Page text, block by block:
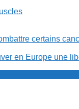
certains
en Europe une